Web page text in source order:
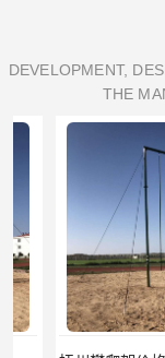
DEVELOPMENT,
THE